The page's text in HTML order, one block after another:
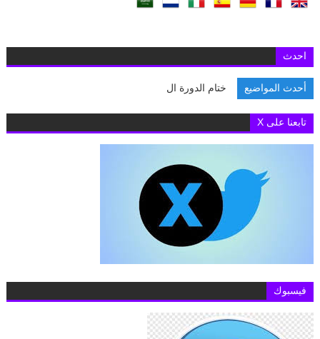
احدث
أحدث المواضيع ختام الدورة الرابعة من
تابعنا على X
فيسبوك